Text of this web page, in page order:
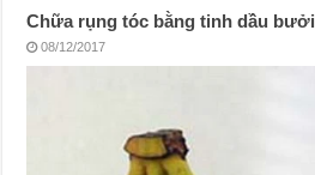
Chữa rụng tóc bằng tinh dầu bưởi
08/12/2017